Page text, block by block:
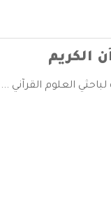
الكريم
العلوم القرآني ...